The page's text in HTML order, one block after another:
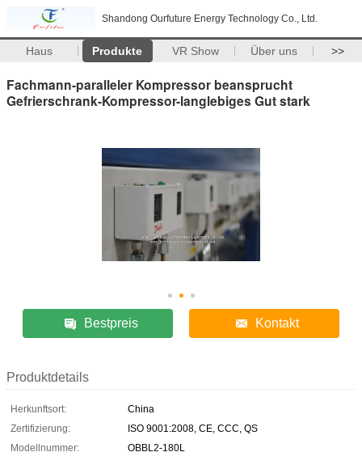
Shandong Ourfuture Energy Technology Co., Ltd.
Haus Produkte VR Show Über uns >>
Fachmann-paralleler Kompressor beansprucht
Gefrierschrank-Kompressor-langlebiges Gut stark
Bestpreis Kontakt
Produktdetails
Herkunftsort:
China
Zertifizierung:
ISO 9001:2008, CE, CCC, QS
Modellnummer:
OBBL2-180L